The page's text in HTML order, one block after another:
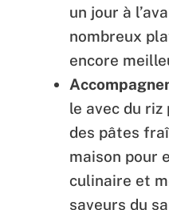
un jour à
nombreux
encore
le avec du
des pâtes
maison pour
culinaire et
saveurs du